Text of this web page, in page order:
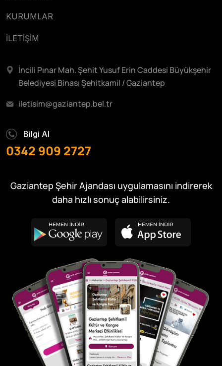
KURUMLAR
İLETİŞİM
İncili Pınar Mah. Şehit Yusuf Erin Caddesi Büyükşehir
Belediyesi Binası Şehitkamil / Gaziantep
iletisim@gaziantep.bel.tr
Bilgi Al
0342 909 2727
Gaziantep Şehir Ajandası uygulamasını indirerek
daha hızlı sonuç alabilirsiniz.